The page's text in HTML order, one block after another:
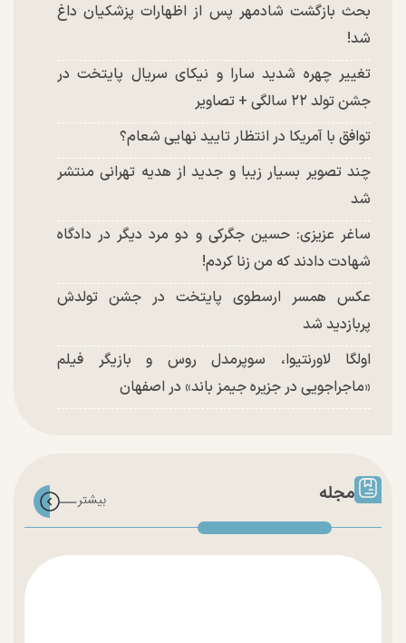
بحث بازگشت شادمهر پس از اظهارات پزشکیان داغ
شد!
تغییر چهره شدید سارا و نیکای سریال پایتخت در
جشن تولد ۲۲ سالگی + تصاویر
توافق با آمریکا در انتظار تایید نهایی شعام؟
چند تصویر بسیار زیبا و جدید از هدیه تهرانی منتشر
شد
ساغر عزیزی: حسین جگرکی و دو مرد دیگر در دادگاه
شهادت دادند که من زنا کردم!
عکس همسر ارسطوی پایتخت در جشن تولدش
پربازدید شد
اولگا لاورنتیوا، سوپرمدل روس و بازیگر فیلم
«ماجراجویی در جزیره جیمز باند» در اصفهان
مجله